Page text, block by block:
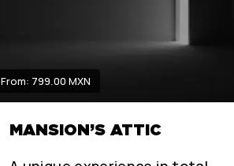
From: 799.00 MXN
MANSION’S ATTIC